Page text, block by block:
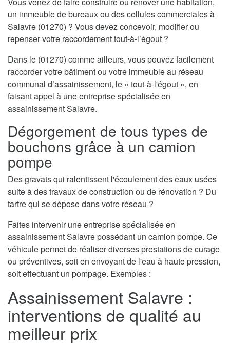
un immeuble de bureaux ou des cellules commerciales à
Salavre (01270) ? Vous devez concevoir, modifier ou
repenser votre raccordement tout-à-l’égout ?
Dans le (01270) comme ailleurs, vous pouvez facilement
raccorder votre bâtiment ou votre immeuble au réseau
communal d’assainissement, le « tout-à-l'égout », en
faisant appel à une entreprise spécialisée en
assainissement Salavre.
Dégorgement de tous types de
bouchons grâce à un camion
pompe
Des gravats qui ralentissent l'écoulement des eaux usées
suite à des travaux de construction ou de rénovation ? Du
tartre qui se dépose dans votre réseau ?
Faites intervenir une entreprise spécialisée en
assainissement Salavre possédant un camion pompe. Ce
véhicule permet de réaliser diverses prestations de curage
ou préventives, soit en envoyant de l'eau à haute pression,
soit effectuant un pompage. Exemples :
Assainissement Salavre :
interventions de qualité au
meilleur prix